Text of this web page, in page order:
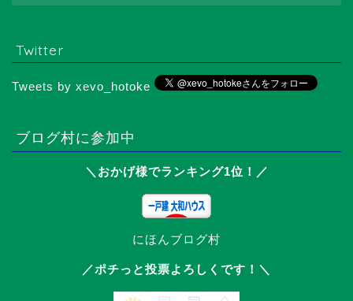
ブ
Twitter
Tweets by xevo_hotoke
ブログ村に参加中
＼おかげ様でランキング1位！／
にほんブログ村
／ポチっと投票よろしくです！＼
メーカー選び方
注文住宅を学ぶ
購入後の知識